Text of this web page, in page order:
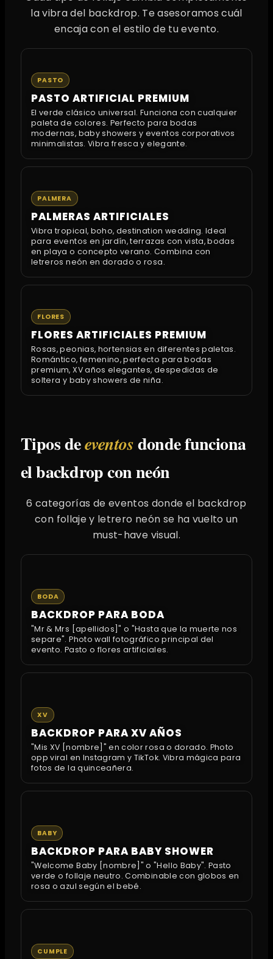
la vibra del backdrop. Te asesoramos cuál
encaja con el estilo de tu evento.
PASTO
PASTO ARTIFICIAL PREMIUM
El verde clásico universal. Funciona con cualquier
paleta de colores. Perfecto para bodas
modernas, baby showers y eventos corporativos
minimalistas. Vibra fresca y elegante.
PALMERA
PALMERAS ARTIFICIALES
Vibra tropical, boho, destination wedding. Ideal
para eventos en jardín, terrazas con vista, bodas
en playa o concepto verano. Combina con
letreros neón en dorado o rosa.
FLORES
FLORES ARTIFICIALES PREMIUM
Rosas, peonias, hortensias en diferentes paletas.
Romántico, femenino, perfecto para bodas
premium, XV años elegantes, despedidas de
soltera y baby showers de niña.
Tipos deeventosdonde funciona
el backdrop con neón
6 categorías de eventos donde el backdrop
con follaje y letrero neón se ha vuelto un
must-have visual.
BODA
BACKDROP PARA BODA
"Mr & Mrs [apellidos]" o "Hasta que la muerte nos
separe". Photo wall fotográfico principal del
evento. Pasto o flores artificiales.
XV
BACKDROP PARA XV AÑOS
"Mis XV [nombre]" en color rosa o dorado. Photo
opp viral en Instagram y TikTok. Vibra mágica para
fotos de la quinceañera.
BABY
BACKDROP PARA BABY SHOWER
"Welcome Baby [nombre]" o "Hello Baby". Pasto
verde o follaje neutro. Combinable con globos en
rosa o azul según el bebé.
CUMPLE